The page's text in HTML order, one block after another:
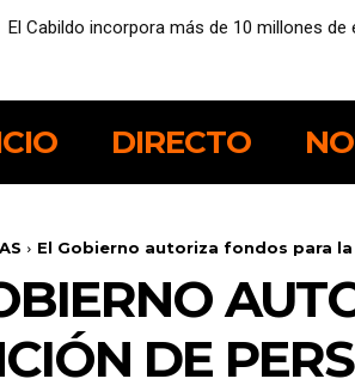
El Cabildo incorpora más de 10 millones
DIRECTO
El Gobierno autoriza fondos para
DE